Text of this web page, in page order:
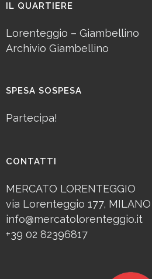
IL QUARTIERE
Lorenteggio – Giambellino
Archivio Giambellino
SPESA SOSPESA
Partecipa!
CONTATTI
MERCATO LORENTEGGIO
via Lorenteggio 177, MILANO
info@mercatolorenteggio.it
+39 02 82396817